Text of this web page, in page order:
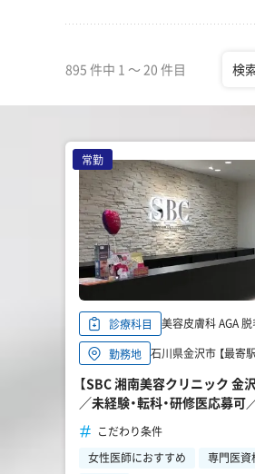
895 件中 1 〜 20 件目 検
常勤
診療科目
美容皮膚科 AGA
勤務地 石川県金沢市 【最寄
【SBC 湘南美容クリニック
／未経験・転科・研修医応募
こだわり条件
女性医師におすすめ
専門医資